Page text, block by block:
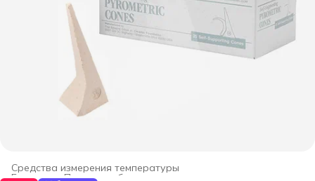
Средства измерения температуры
Печи для обжига керамики
Главная ›